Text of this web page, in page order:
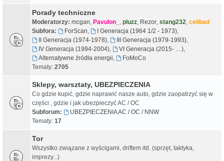
Porady techniczne
Moderatorzy: mcgan, Pavulon_ , pluzz, Rezor, stang232, celibad
Subfora:
ForScan, I Generacja (1964 1/2 - 1973),
II Generacja (1974-1978), III Generacja (1979-1993),
IV Generacja (1994-2004), VI Generacja (2015- ... ),
Alternatywne źródła energii,
FoMoCo
Tematy: 2705
Sklepy, warsztaty, UBEZPIECZENIA
Co gdzie kupić, gdzie naprawić nasze auto, gdzie zaopatrzyć się w
części , gdzie i jak ubezpieczyć AC / OC
Subforum:
UBEZPIECZENIA AC / OC / NNW
Tematy: 17
Tor
Wszystko związane z wyścigami, driftem itd. (sprzęt, taktyka,
imprezy...)